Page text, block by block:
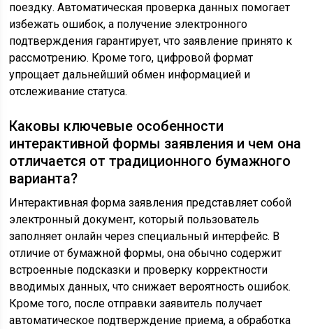
поездку. Автоматическая проверка данных помогает
избежать ошибок, а получение электронного
подтверждения гарантирует, что заявление принято к
рассмотрению. Кроме того, цифровой формат
упрощает дальнейший обмен информацией и
отслеживание статуса.
Каковы ключевые особенности
интерактивной формы заявления и чем она
отличается от традиционного бумажного
варианта?
Интерактивная форма заявления представляет собой
электронный документ, который пользователь
заполняет онлайн через специальный интерфейс. В
отличие от бумажной формы, она обычно содержит
встроенные подсказки и проверку корректности
вводимых данных, что снижает вероятность ошибок.
Кроме того, после отправки заявитель получает
автоматическое подтверждение приема, а обработка